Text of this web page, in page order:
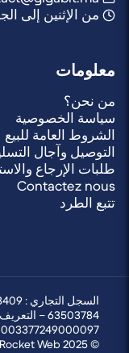
من الإثنين إلى الجمعة / 10:30
معلومات
من نحن؟
سياسة الخصوصية
الشروط العامة للبيع
التوصيل وآجال
طلبات الإرجاع
Contactez nous
تتبع الطرد
003377249000097
© 2025 Rocket Web – جميع الحقوق محفوظة